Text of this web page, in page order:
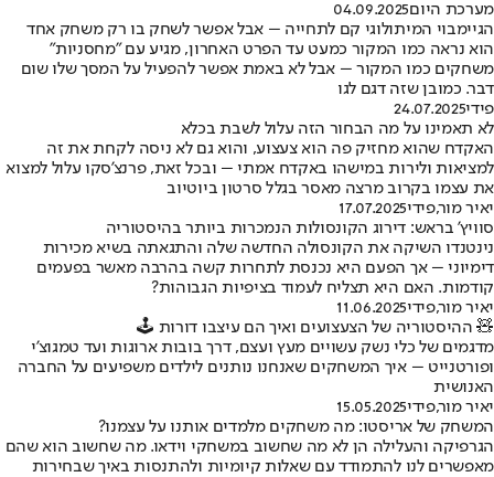
מערכת היום04.09.2025
הגיימבוי המיתולוגי קם לתחייה – אבל אפשר לשחק בו רק משחק אחד
הוא נראה כמו המקור כמעט עד הפרט האחרון, מגיע עם "מחסניות"
משחקים כמו המקור – אבל לא באמת אפשר להפעיל על המסך שלו שום
דבר. כמובן שזה דגם לגו
פידי24.07.2025
לא תאמינו על מה הבחור הזה עלול לשבת בכלא
האקדח שהוא מחזיק פה הוא צעצוע, והוא גם לא ניסה לקחת את זה
למציאות ולירות במישהו באקדח אמתי – ובכל זאת, פרנצ’סקו עלול למצוא
את עצמו בקרוב מרצה מאסר בגלל סרטון ביוטיוב
יאיר מור,פידי17.07.2025
סוויץ’ בראש: דירוג הקונסולות הנמכרות ביותר בהיסטוריה
נינטנדו השיקה את הקונסולה החדשה שלה והתגאתה בשיא מכירות
דימיוני – אך הפעם היא נכנסת לתחרות קשה בהרבה מאשר בפעמים
קודמות. האם היא תצליח לעמוד בציפיות הגבוהות?
יאיר מור,פידי11.06.2025
🧸 ההיסטוריה של הצעצועים ואיך הם עיצבו דורות 🕹️
מדגמים של כלי נשק עשויים מעץ ועצם, דרך בובות ארוגות ועד טמגוצ’י
ופורטנייט – איך המשחקים שאנחנו נותנים לילדים משפיעים על החברה
האנושית
יאיר מור,פידי15.05.2025
המשחק של אריסטו: מה משחקים מלמדים אותנו על עצמנו?
הגרפיקה והעלילה הן לא מה שחשוב במשחקי וידאו. מה שחשוב הוא שהם
מאפשרים לנו להתמודד עם שאלות קיומיות ולהתנסות באיך שבחירות